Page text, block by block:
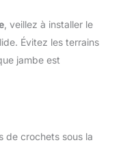
, veillez à installer le
Évitez les terrains
jambe est
de crochets sous la